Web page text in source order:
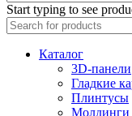
Start typing to see
Каталог
3D-панели
Гладкие
Плинтусы
Молдинги